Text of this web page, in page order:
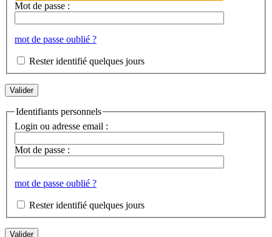
Mot de passe :
mot de passe oublié ?
Rester identifié quelques jours
Identifiants personnels
Login ou adresse email :
Mot de passe :
mot de passe oublié ?
Rester identifié quelques jours